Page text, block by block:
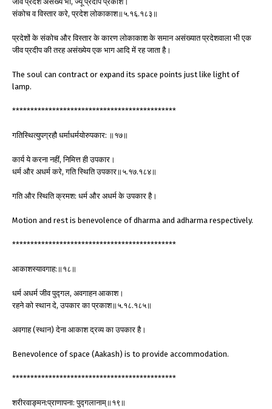
संकोच व विस्तार करे, प्रदेश लोकाकाश॥५.१६.१८३॥
प्रदेशों के संकोच और विस्तार के कारण लोकाकाश के समान असंख्यात प्रदेशवाला भी एक
जीव प्रदीप की तरह असंख्येय एक भाग आदि में रह जाता है।
The soul can contract or expand its space points just like light of
lamp.
*********************************************
गतिस्थित्युपग्रहौ धर्माधर्मयोरुपकार: ॥१७॥
कार्य ये करना नहीं, निमित्त ही उपकार।
धर्म और अधर्म करे, गति स्थिति उपकार॥५.१७.१८४॥
गति और स्थिति क्रमश: धर्म और अधर्म के उपकार है।
Motion and rest is benevolence of dharma and adharma respectively.
*********************************************
आकाशस्यावगाह:॥१८॥
धर्म अधर्म जीव पुद्गल, अवगाहन आकाश।
रहने को स्थान दे, उपकार का प्रकाश॥५.१८.१८५॥
अवगाह (स्थान) देना आकाश द्रव्य का उपकार है।
Benevolence of space (Aakash) is to provide accommodation.
*********************************************
शरीरवाङ्मन:प्राणापना: पुद्गलानाम्॥१९॥